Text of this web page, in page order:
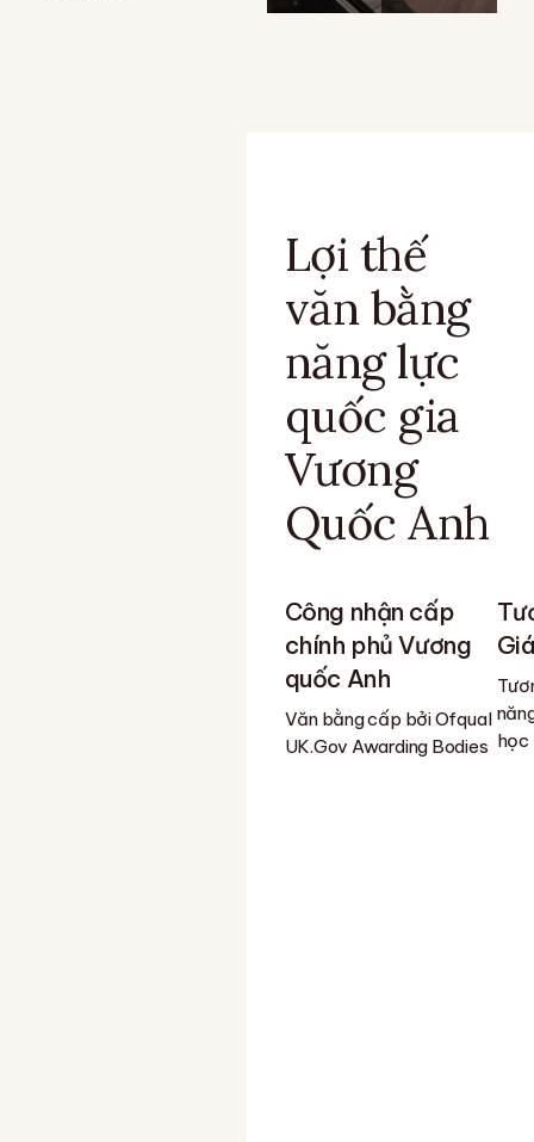
Lợi thế
văn bằng
năng lực
quốc gia
Vương
Quốc Anh
Công nhận cấp
chính phủ Vương
quốc Anh
Văn bằng cấp bởi Ofqual
UK.Gov Awarding Bodies học